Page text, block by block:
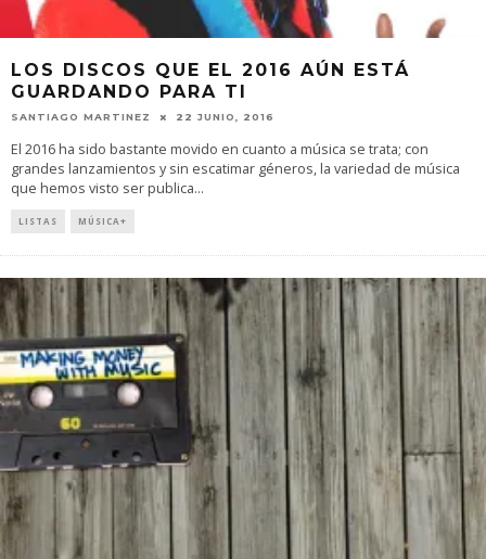
LOS DISCOS QUE EL 2016 AÚN ESTÁ
GUARDANDO PARA TI
SANTIAGO MARTINEZ 22 JUNIO, 2016
El 2016 ha sido bastante movido en cuanto a música se trata; con
grandes lanzamientos y sin escatimar géneros, la variedad de música
que hemos visto ser publica...
LISTAS MÚSICA+